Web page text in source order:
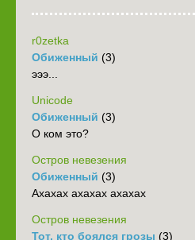
r0zetka
Обиженный (3)
эээ...
Unicode
Обиженный (3)
О ком это?
Остров невезения
Обиженный (3)
Ахахах ахахах ахахах
Остров невезения
Тот, кто боялся грозы (3)